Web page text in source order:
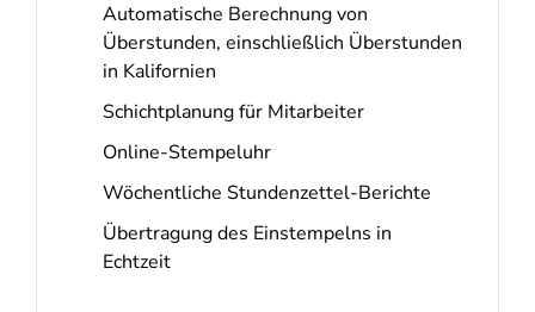
Automatische Berechnung von
Überstunden, einschließlich Überstunden
in Kalifornien
Schichtplanung für Mitarbeiter
Online-Stempeluhr
Wöchentliche Stundenzettel-Berichte
Übertragung des Einstempelns in
Echtzeit